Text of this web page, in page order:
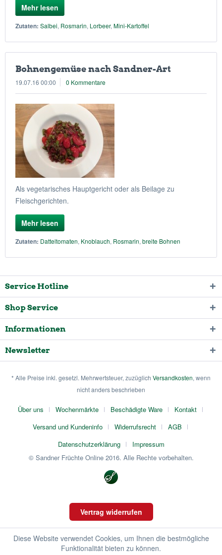
Mehr lesen
Zutaten: Salbei, Rosmarin, Lorbeer, Mini-Kartoffel
Bohnengemüse nach Sandner-Art
19.07.16 00:00 0 Kommentare
Als vegetarisches Hauptgericht oder als Beilage zu
Fleischgerichten.
Mehr lesen
Zutaten: Datteltomaten, Knoblauch, Rosmarin, breite Bohnen
Service Hotline
Shop Service
Informationen
Newsletter
* Alle Preise inkl. gesetzl. Mehrwertsteuer, zuzüglich Versandkosten, wenn
nicht anders beschrieben
Über uns Wochenmärkte Beschädigte Ware
Kontakt
Versand und Kundeninfo
Widerrufsrecht
AGB
Datenschutzerklärung
Impressum
© Sandner Früchte Online 2016. Alle Rechte vorbehalten.
Vertrag widerrufen
Diese Website verwendet Cookies, um Ihnen die bestmögliche
Funktionalität bieten zu können.